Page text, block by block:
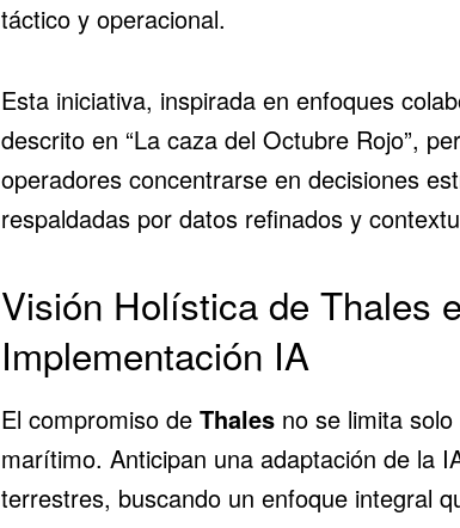
táctico y operacional.
Esta iniciativa, inspirada en enfoques
descrito en “La caza del Octubre Rojo”,
operadores concentrarse en decisiones
respaldadas por datos refinados y
Visión Holística de Thales
Implementación IA
El compromiso de Thalesno se limita solo
marítimo. Anticipan una adaptación de la
terrestres, buscando un enfoque integral